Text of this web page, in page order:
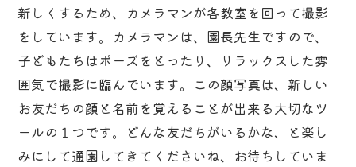
新しくするため、カメラマンが各教室を回って撮影
をしています。カメラマンは、園長先生ですので、
子どもたちはポーズをとったり、リラックスした雰
囲気で撮影に臨んでいます。この顔写真は、新しい
お友だちの顔と名前を覚えることが出来る大切なツ
ールの１つです。どんな友だちがいるかな、と楽し
みにして通園してきてくださいね、お待ちしていま